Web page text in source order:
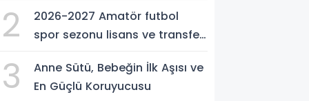
2
2026-2027 Amatör futbol
spor sezonu lisans ve transfer
3
Anne Sütü, Bebeğin İlk Aşısı ve
En Güçlü Koruyucusu